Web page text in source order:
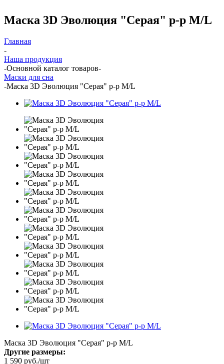
Маска 3D Эволюция "Серая" р-р M/L
Главная
-
Наша продукция
-Основной каталог товаров-
Маски для сна
-Маска 3D Эволюция "Серая" р-р M/L
Маска 3D Эволюция "Серая" р-р M/L
Другие размеры:
1 590 руб./шт